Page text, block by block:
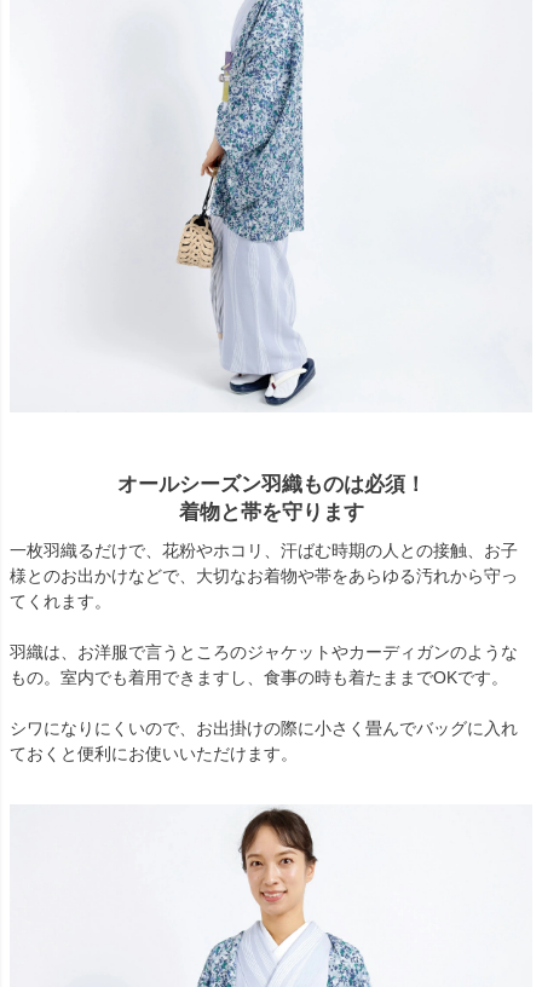
オールシーズン羽織ものは必須！
着物と帯を守ります
一枚羽織るだけで、花粉やホコリ、汗ばむ時期の人との接触、お子
様とのお出かけなどで、大切なお着物や帯をあらゆる汚れから守っ
てくれます。
羽織は、お洋服で言うところのジャケットやカーディガンのような
もの。室内でも着用できますし、食事の時も着たままでOKです。
シワになりにくいので、お出掛けの際に小さく畳んでバッグに入れ
ておくと便利にお使いいただけます。